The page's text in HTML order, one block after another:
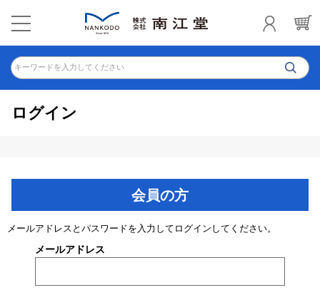
キーワードを入力してください
ログイン
会員の方
メールアドレスとパスワードを入力してログインしてください。
メールアドレス